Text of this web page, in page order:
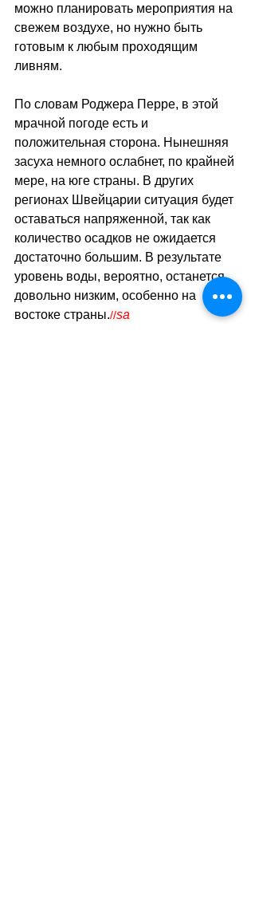
можно планировать мероприятия на
свежем воздухе, но нужно быть
готовым к любым проходящим
ливням.
По словам Роджера Перре, в этой
мрачной погоде есть и
положительная сторона. Нынешняя
засуха немного ослабнет, по крайней
мере, на юге страны. В других
регионах Швейцарии ситуация будет
оставаться напряженной, так как
количество осадков не ожидается
достаточно большим. В результате
уровень воды, вероятно, останется
довольно низким, особенно на
востоке страны.//sa